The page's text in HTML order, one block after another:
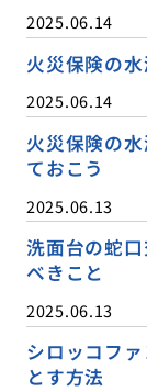
2025.06.14
火災保険の
2025.06.14
火災保険の
ておこう
2025.06.13
洗面台の蛇
べきこと
2025.06.13
シロッコフ
とす方法